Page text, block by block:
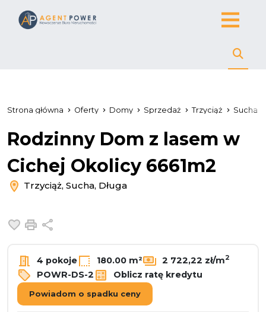
Strona główna Oferty Domy Sprzedaż Trzyciąż Sucha
Rodzinny Dom z lasem w
Cichej Okolicy 6661m2
Trzyciąż, Sucha, Długa
Dodaj do ulubionych
Drukuj
4 pokoje 180.00 m² 2 722,22 zł/m2
POWR-DS-2 Oblicz ratę kredytu
Powiadom o spadku ceny